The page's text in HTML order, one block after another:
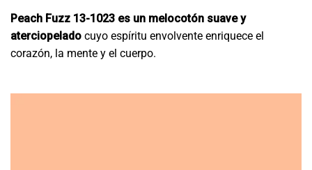
Peach Fuzz 13-1023 es un melocotón suave y
aterciopelado cuyo espíritu envolvente enriquece el
corazón, la mente y el cuerpo.